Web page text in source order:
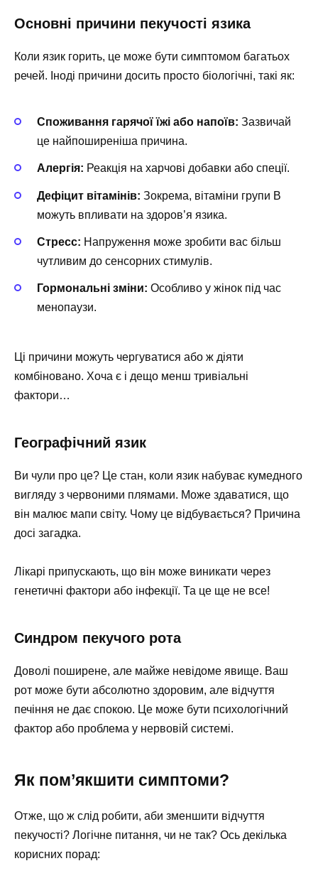
Основні причини пекучості язика
Коли язик горить, це може бути симптомом багатьох
речей. Іноді причини досить просто біологічні, такі як:
Споживання гарячої їжі або напоїв: Зазвичай
це найпоширеніша причина.
Алергія: Реакція на харчові добавки або спеції.
Дефіцит вітамінів: Зокрема, вітаміни групи B
можуть впливати на здоров’я язика.
Стресс: Напруження може зробити вас більш
чутливим до сенсорних стимулів.
Гормональні зміни: Особливо у жінок під час
менопаузи.
Ці причини можуть чергуватися або ж діяти
комбіновано. Хоча є і дещо менш тривіальні
фактори…
Географічний язик
Ви чули про це? Це стан, коли язик набуває кумедного
вигляду з червоними плямами. Може здаватися, що
він малює мапи світу. Чому це відбувається? Причина
досі загадка.
Лікарі припускають, що він може виникати через
генетичні фактори або інфекції. Та це ще не все!
Синдром пекучого рота
Доволі поширене, але майже невідоме явище. Ваш
рот може бути абсолютно здоровим, але відчуття
печіння не дає спокою. Це може бути психологічний
фактор або проблема у нервовій системі.
Як пом’якшити симптоми?
Отже, що ж слід робити, аби зменшити відчуття
пекучості? Логічне питання, чи не так? Ось декілька
корисних порад: